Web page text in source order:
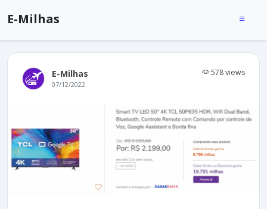
E-Milhas
E-Milhas 578 views
07/12/2022